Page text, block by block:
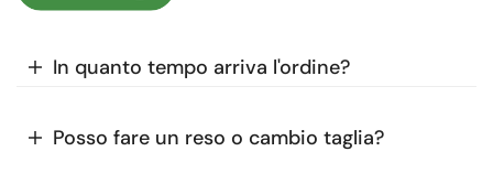
In quanto tempo arriva l'ordine?
Posso fare un reso o cambio taglia?